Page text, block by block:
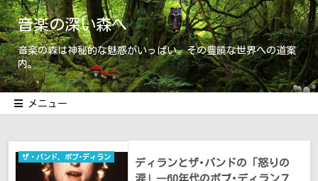
音楽の深い森へ
音楽の森は神秘的な魅惑がいっぱい。その豊饒な世界への道案
内。
メニュー
ザ・バンド, ボブ･ディラン
ディランとザ･バンドの「怒りの
涙」―60年代のボブ･ディラン７